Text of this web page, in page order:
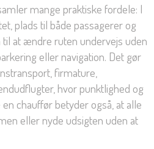
mange praktiske fordele: I
plads til både passagerer og
at ændre ruten undervejs uden
eller navigation. Det gør
firmature,
hvor punktlighed og
chauffør betyder også, at alle
eller nyde udsigten uden at